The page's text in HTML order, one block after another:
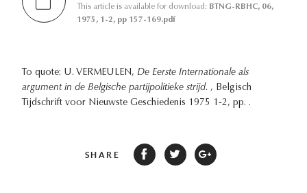
This article is available for download: BTNG-RBHC, 06,
1975, 1-2, pp 157-169.pdf
To quote: U. VERMEULEN, De Eerste Internationale als
argument in de Belgische partijpolitieke strijd. , Belgisch
Tijdschrift voor Nieuwste Geschiedenis 1975 1-2, pp. .
SHARE